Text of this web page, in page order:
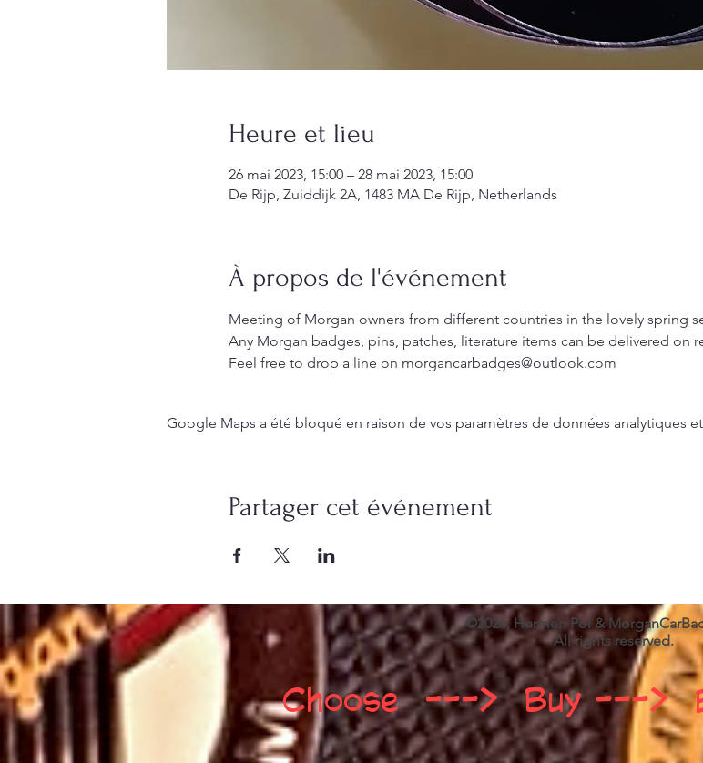
Heure et lieu
26 mai 2023, 15:00 – 28 mai 2023, 15:00
De Rijp, Zuiddijk 2A, 1483 MA De Rijp, Netherlands
À propos de l'événement
Meeting of Morgan owners from different countries in the lovely spring
Any Morgan badges, pins, patches, literature items can be delivered on
Feel free to drop a line on morgancarbadges@outlook.com
Google Maps a été bloqué en raison de vos paramètres de données analytiques
Partager cet événement
©2026, Hermen Pol &
All rights reserved.
Choose ---> Buy --->